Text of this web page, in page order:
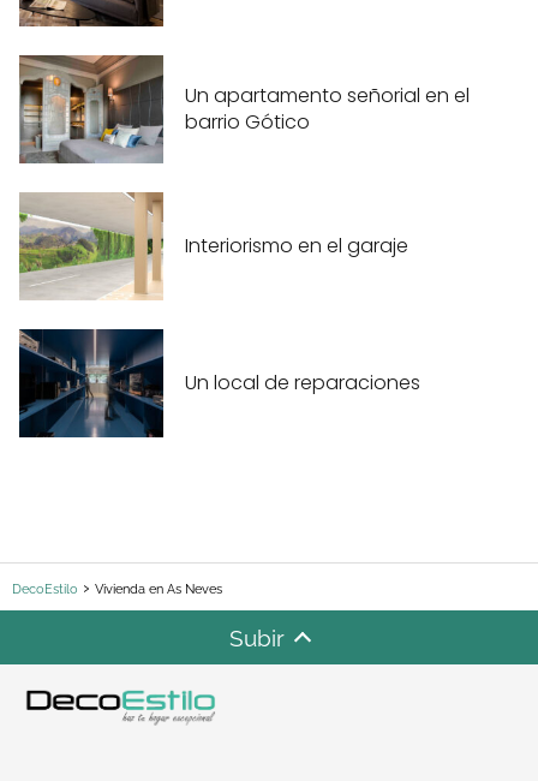
Un apartamento señorial en el
barrio Gótico
Interiorismo en el garaje
Un local de reparaciones
DecoEstilo Vivienda en As Neves
Subir